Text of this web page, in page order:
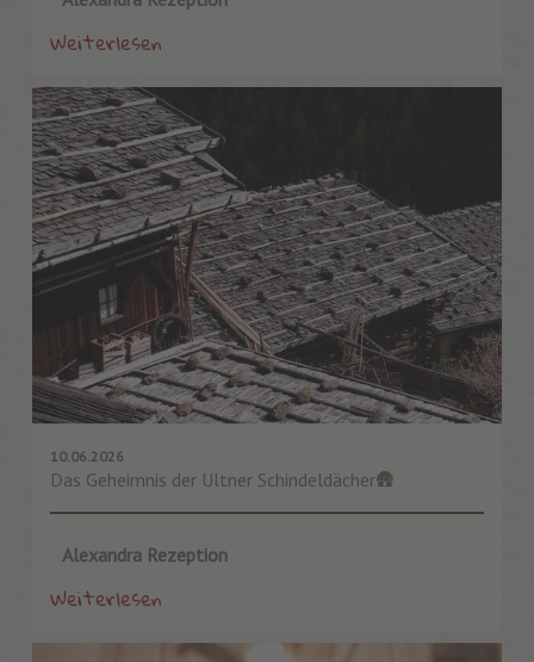
Weiterlesen
10.06.2026
Das Geheimnis der Ultner Schindeldächer🛖
Alexandra Rezeption
Weiterlesen